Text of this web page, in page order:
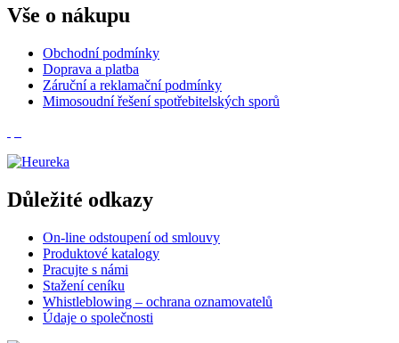
Vše o nákupu
Obchodní podmínky
Doprava a platba
Záruční a reklamační podmínky
Mimosoudní řešení spotřebitelských sporů
Důležité odkazy
On-line odstoupení od smlouvy
Produktové katalogy
Pracujte s námi
Stažení ceníku
Whistleblowing – ochrana oznamovatelů
Údaje o společnosti